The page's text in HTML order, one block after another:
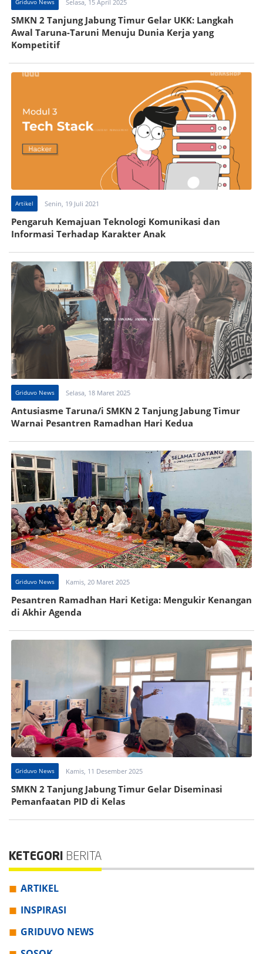
Selasa, 15 April 2025
SMKN 2 Tanjung Jabung Timur Gelar UKK: Langkah
Awal Taruna-Taruni Menuju Dunia Kerja yang
Kompetitif
Artikel Senin, 19 Juli 2021
Pengaruh Kemajuan Teknologi Komunikasi dan
Informasi Terhadap Karakter Anak
Griduvo News Selasa, 18 Maret 2025
Antusiasme Taruna/i SMKN 2 Tanjung Jabung Timur
Warnai Pesantren Ramadhan Hari Kedua
Griduvo News Kamis, 20 Maret 2025
Pesantren Ramadhan Hari Ketiga: Mengukir Kenangan
di Akhir Agenda
Griduvo News Kamis, 11 Desember 2025
SMKN 2 Tanjung Jabung Timur Gelar Diseminasi
Pemanfaatan PID di Kelas
KETEGORI BERITA
ARTIKEL
INSPIRASI
GRIDUVO NEWS